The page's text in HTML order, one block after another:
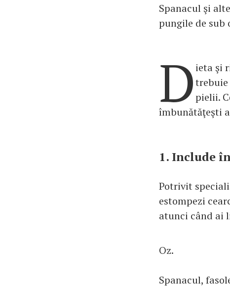
Spanacul şi
pungile de sub
D ieta şi
pielii.
îmbunătăţeşti
1. Include
Potrivit
estompezi
atunci când ai
Oz.
Spanacul,